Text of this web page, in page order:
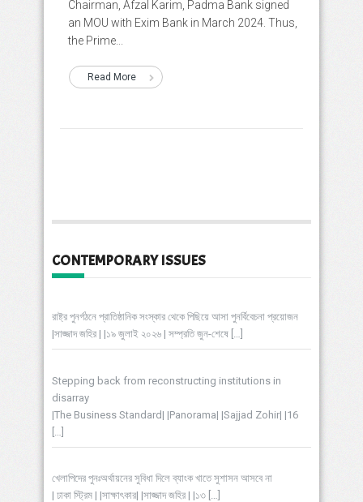
Chairman, Afzal Karim, Padma Bank signed
an MOU with Exim Bank in March 2024. Thus,
the Prime...
Read More
CONTEMPORARY ISSUES
রাষ্ট্র পুনর্গঠনে প্রাতিষ্ঠানিক সংস্কার থেকে পিছিয়ে আসা পুনর্বিবেচনা প্রয়োজন
|সাজ্জাদ জহির | |১৯ জুলাই ২০২৬ | সম্প্রতি জুন-শেষে […]
Stepping back from reconstructing institutions in
disarray
|The Business Standard| |Panorama| |Sajjad Zohir| |16
[…]
খেলাপিদের পুনঃঅর্থায়নের সুবিধা দিলে ব্যাংক খাতে সুশাসন আসবে না
| ঢাকা স্ট্রিম | |সাক্ষাৎকার| |সাজ্জাদ জহির | |১৩ […]